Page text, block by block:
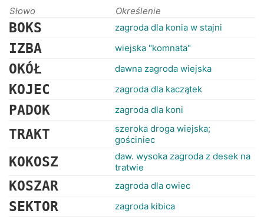
RANKINGI
Słowo Określenie
BOKS zagroda dla konia w stajni
IZBA wiejska "komnata"
OKÓŁ dawna zagroda wiejska
KOJEC zagroda dla kaczątek
PADOK zagroda dla koni
TRAKT
szeroka droga wiejska;
gościniec
KOKOSZ
daw. wysoka zagroda z desek na
tratwie
KOSZAR zagroda dla owiec
SEKTOR zagroda kibica